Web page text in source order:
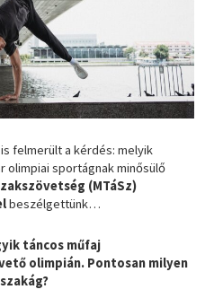
felmerült a kérdés: melyik
olimpiai sportágnak minősülő
(MTáSz)
beszélgettünk…
táncos műfaj
olimpián. Pontosan milyen